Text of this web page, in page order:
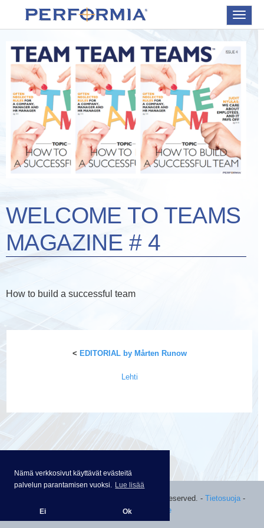
Nämä verkkosivut käyttävät evästeitä
palvelun parantamisen vuoksi. Lue lisää
Ei Ok
Toggle
WELCOME TO TEAMS
MAGAZINE # 4
How to build a successful team
< EDITORIAL by Mårten Runow
Lehti
2026 Performia International. All Rights Reserved. - Tietosuoja -
powered by LibertyLine